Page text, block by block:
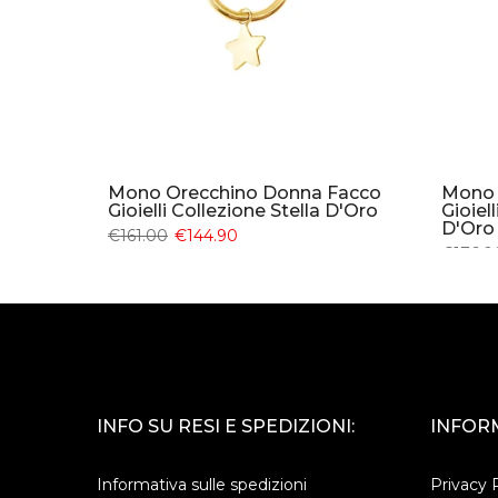
Mono Orecchino Donna Facco
Gioielli Collezione Stella D'Oro
€161.00 €144.90
D'Oro
INFO SU RESI E SPEDIZIONI:
Informativa sulle spedizioni Privacy